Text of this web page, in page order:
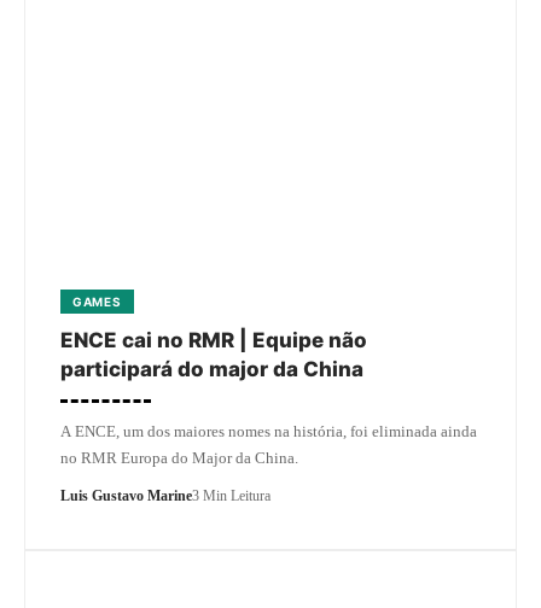
GAMES
ENCE cai no RMR | Equipe não
participará do major da China
A ENCE, um dos maiores nomes na história, foi eliminada ainda
no RMR Europa do Major da China.
Luis Gustavo Marine3 Min Leitura